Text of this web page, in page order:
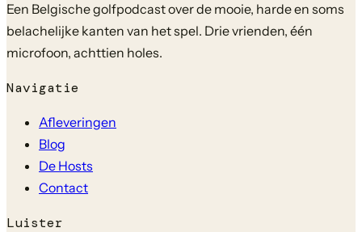
Een Belgische golfpodcast over de mooie, harde en soms
belachelijke kanten van het spel. Drie vrienden, één
microfoon, achttien holes.
Navigatie
Afleveringen
Blog
De Hosts
Contact
Luister